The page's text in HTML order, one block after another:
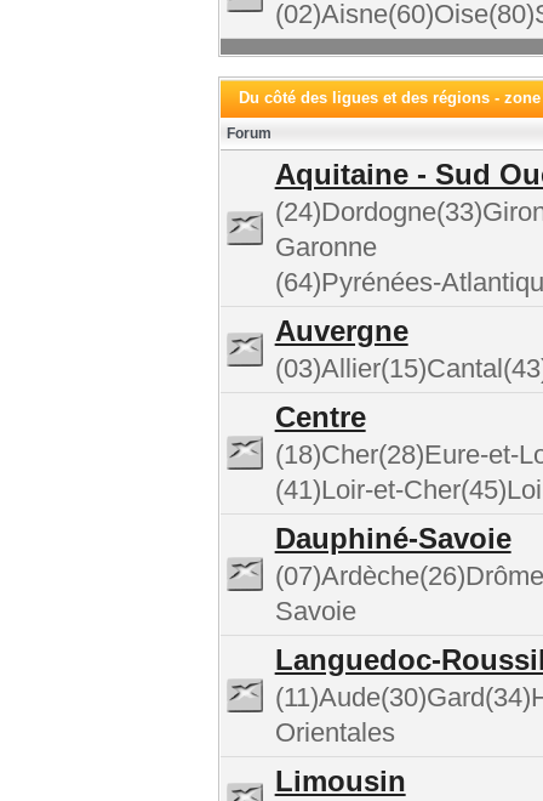
Du côté des ligues et des régions -
Forum
Aquitaine - Sud
Garonne
(64)Pyrénées-
Auvergne
Centre
(18)Cher(28)Eure-et-
(41)Loir-et-
Dauphiné-Savoie
Savoie
Languedoc-
Orientales
Limousin